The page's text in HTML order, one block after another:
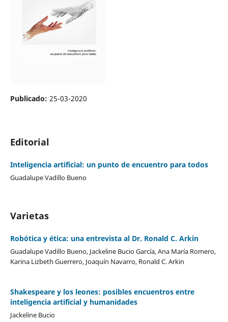
Publicado: 25-03-2020
Editorial
Inteligencia artificial: un punto de encuentro para todos
Guadalupe Vadillo Bueno
Varietas
Robótica y ética: una entrevista al Dr. Ronald C. Arkin
Guadalupe Vadillo Bueno, Jackeline Bucio García, Ana María Romero,
Karina Lizbeth Guerrero, Joaquín Navarro, Ronald C. Arkin
Shakespeare y los leones: posibles encuentros entre
inteligencia artificial y humanidades
Jackeline Bucio